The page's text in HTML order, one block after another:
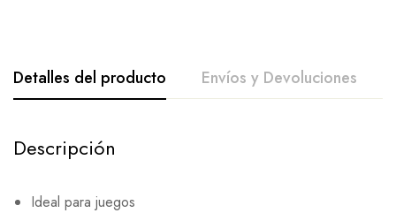
Detalles del producto Envíos y Devoluciones
Descripción
Ideal para juegos